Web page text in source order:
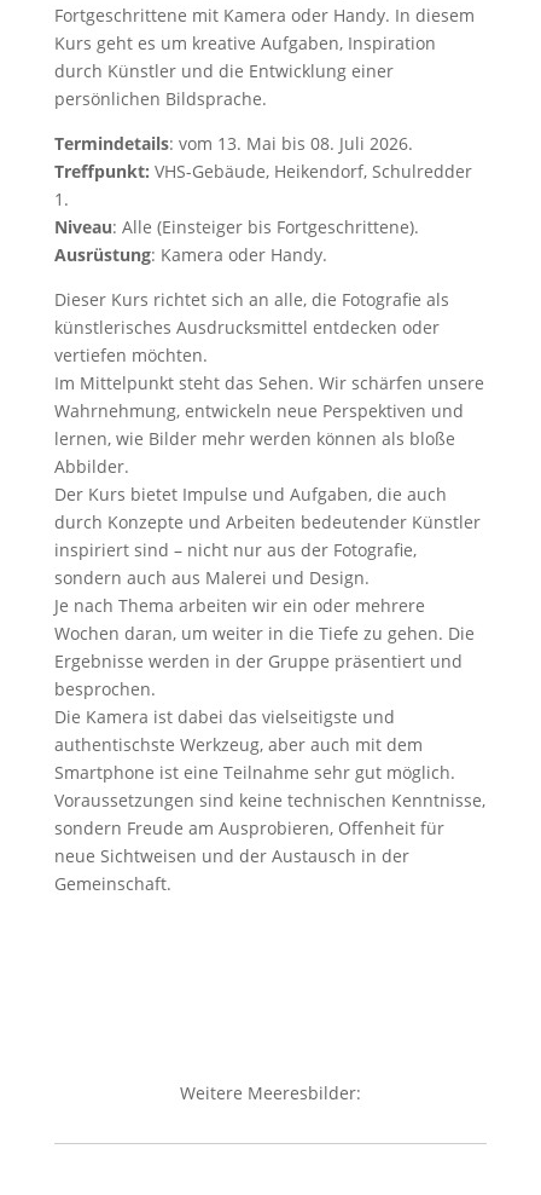
Fortgeschrittene mit Kamera oder Handy. In diesem
Kurs geht es um kreative Aufgaben, Inspiration
durch Künstler und die Entwicklung einer
persönlichen Bildsprache.
Termindetails: vom 13. Mai bis 08. Juli 2026.
Treffpunkt: VHS-Gebäude, Heikendorf, Schulredder
1.
Niveau: Alle (Einsteiger bis Fortgeschrittene).
Ausrüstung: Kamera oder Handy.
Dieser Kurs richtet sich an alle, die Fotografie als
künstlerisches Ausdrucksmittel entdecken oder
vertiefen möchten.
Im Mittelpunkt steht das Sehen. Wir schärfen unsere
Wahrnehmung, entwickeln neue Perspektiven und
lernen, wie Bilder mehr werden können als bloße
Abbilder.
Der Kurs bietet Impulse und Aufgaben, die auch
durch Konzepte und Arbeiten bedeutender Künstler
inspiriert sind – nicht nur aus der Fotografie,
sondern auch aus Malerei und Design.
Je nach Thema arbeiten wir ein oder mehrere
Wochen daran, um weiter in die Tiefe zu gehen. Die
Ergebnisse werden in der Gruppe präsentiert und
besprochen.
Die Kamera ist dabei das vielseitigste und
authentischste Werkzeug, aber auch mit dem
Smartphone ist eine Teilnahme sehr gut möglich.
Voraussetzungen sind keine technischen Kenntnisse,
sondern Freude am Ausprobieren, Offenheit für
neue Sichtweisen und der Austausch in der
Gemeinschaft.
Weitere Meeresbilder: